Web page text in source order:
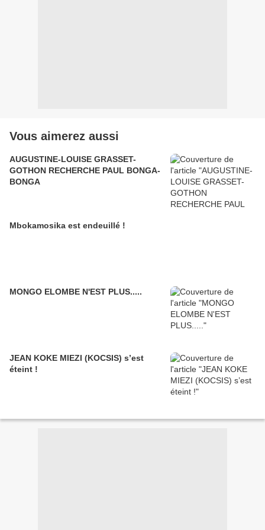
Vous aimerez aussi
AUGUSTINE-LOUISE GRASSET-
GOTHON RECHERCHE PAUL BONGA-
BONGA
Mbokamosika est endeuillé !
MONGO ELOMBE N'EST PLUS.....
JEAN KOKE MIEZI (KOCSIS) s’est
éteint !